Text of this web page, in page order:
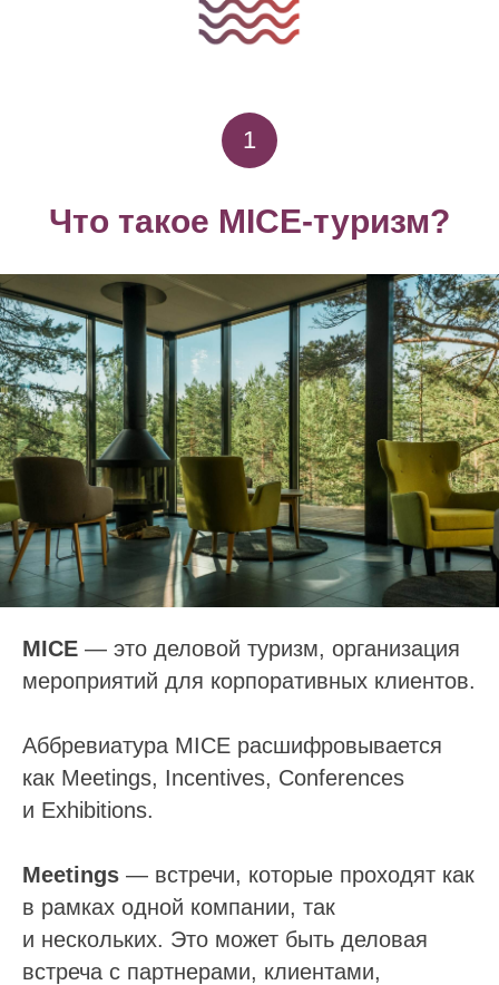
1
Что такое MICE-туризм?
MICE — это деловой туризм, организация
мероприятий для корпоративных клиентов.
Аббревиатура MICE расшифровывается
как Meetings, Incentives, Conferences
и Exhibitions.
Meetings — встречи, которые проходят как
в рамках одной компании, так
и нескольких. Это может быть деловая
встреча с партнерами, клиентами,